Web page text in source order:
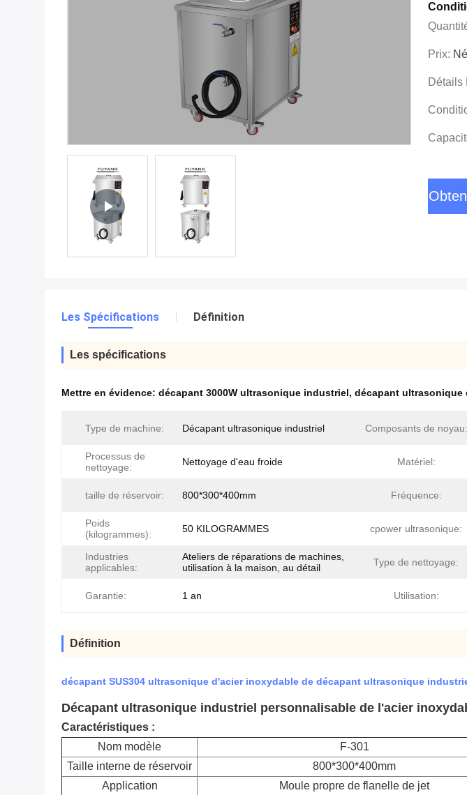
Prix:
Détails
Les Spécifications Définition
Les spécifications
Mettre en évidence: décapant 3000W ultrasonique industriel, décapant ultrasonique
Type de machine: Décapant ultrasonique industriel Composants de noyau:
Processus de
nettoyage:
Nettoyage d'eau froide Matériel:
taille de réservoir: 800*300*400mm Fréquence:
Poids
(kilogrammes):
50 KILOGRAMMES cpower ultrasonique:
Industries
applicables:
Ateliers de réparations de machines,
utilisation à la maison, au détail
Type de nettoyage:
Garantie: 1 an Utilisation:
Définition
décapant SUS304 ultrasonique d'acier inoxydable de décapant ultrasonique
Décapant ultrasonique industriel personnalisable de l'acier
Caractéristiques :
Nom modèle
F-301
Taille interne de réservoir
800*300*400mm
Application
Moule propre de flanelle de jet